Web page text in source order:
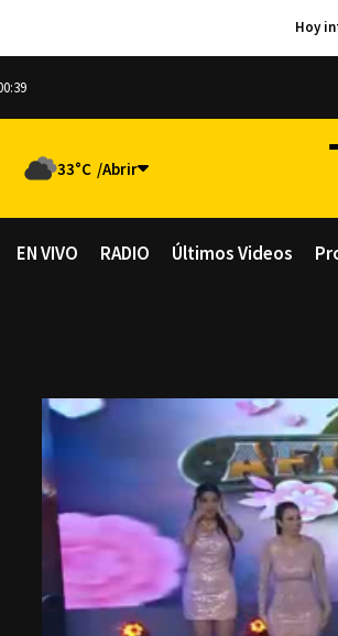
33°C
EN VIVO RADIO Últimos Videos